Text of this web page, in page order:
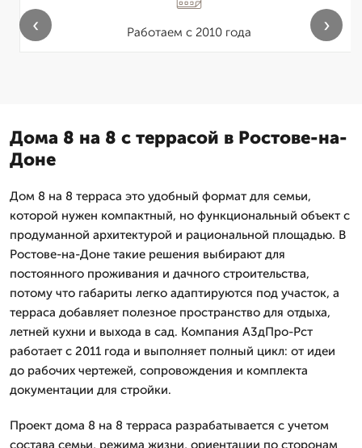
Работаем с 2010 года
‹ ›
Дома 8 на 8 с террасой в Ростове-на-
Доне
Дом 8 на 8 терраса это удобный формат для семьи,
которой нужен компактный, но функциональный объект с
продуманной архитектурой и рациональной площадью. В
Ростове-на-Доне такие решения выбирают для
постоянного проживания и дачного строительства,
потому что габариты легко адаптируются под участок, а
терраса добавляет полезное пространство для отдыха,
летней кухни и выхода в сад. Компания А3дПро-Рст
работает с 2011 года и выполняет полный цикл: от идеи
до рабочих чертежей, сопровождения и комплекта
документации для стройки.
Проект дома 8 на 8 терраса разрабатывается с учетом
состава семьи, режима жизни, ориентации по сторонам